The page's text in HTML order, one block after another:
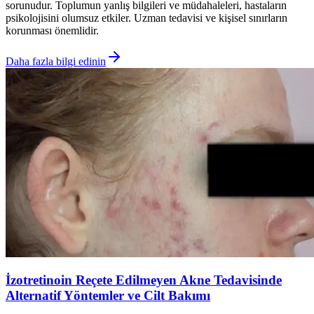
sorunudur. Toplumun yanlış bilgileri ve müdahaleleri, hastaların
psikolojisini olumsuz etkiler. Uzman tedavisi ve kişisel sınırların
korunması önemlidir.
Daha fazla bilgi edinin
İzotretinoin Reçete Edilmeyen Akne Tedavisinde
Alternatif Yöntemler ve Cilt Bakımı